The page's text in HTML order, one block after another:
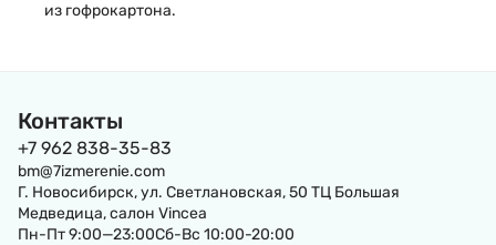
из гофрокартона.
Контакты
+7 962 838-35-83
bm@7izmerenie.com
Г. Новосибирск, ул. Светлановская, 50 ТЦ Большая
Медведица, салон Vincea
Пн-Пт 9:00—23:00Сб-Вс 10:00-20:00